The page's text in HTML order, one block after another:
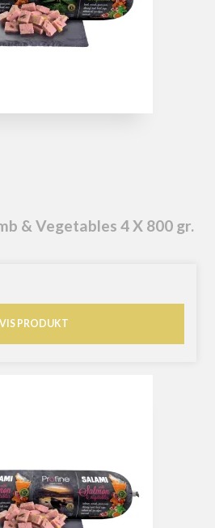
& Vegetables 4 X 800 gr.
VIS PRODUKT